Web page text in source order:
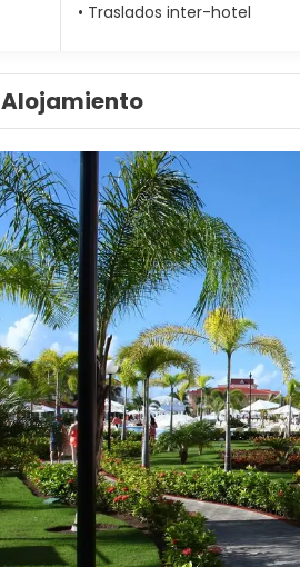
• Traslados inter-hotel
Alojamiento